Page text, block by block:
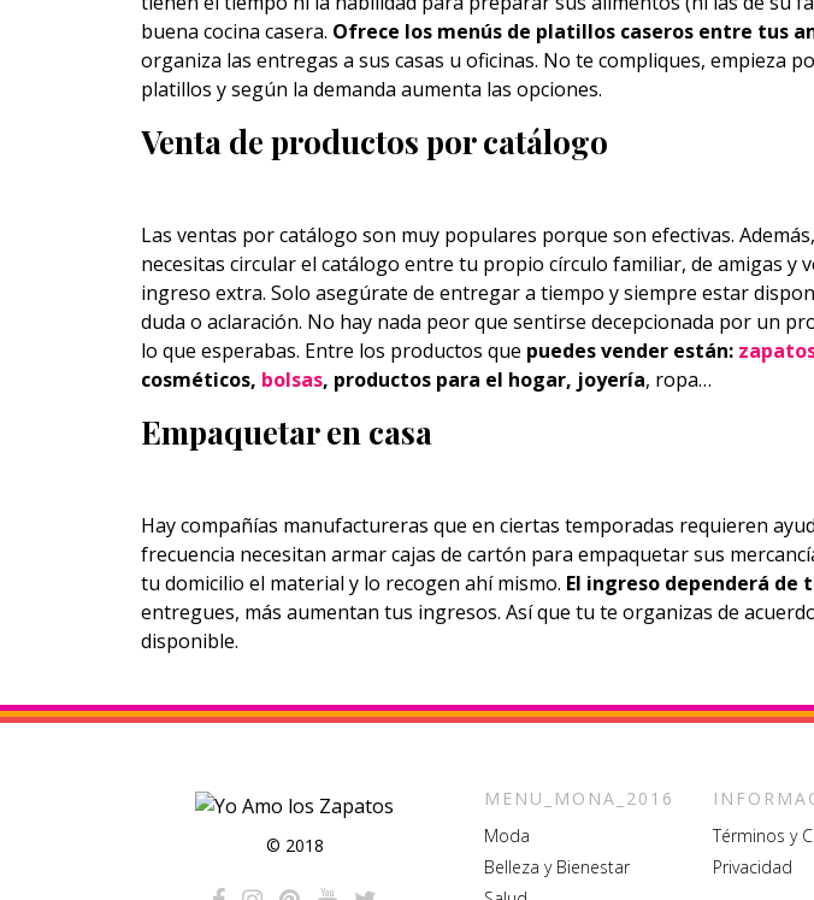
buena cocina casera. Ofrece los menús de platillos caseros entre tus
organiza las entregas a sus casas u oficinas. No te compliques, empieza
platillos y según la demanda aumenta las opciones.
Venta de productos por catálogo
Las ventas por catálogo son muy populares porque son efectivas.
necesitas circular el catálogo entre tu propio círculo familiar, de amigas y
ingreso extra. Solo asegúrate de entregar a tiempo y siempre estar
duda o aclaración. No hay nada peor que sentirse decepcionada por un
lo que esperabas. Entre los productos que puedes vender están:
cosméticos, bolsas, productos para el hogar, joyería, ropa…
Empaquetar en casa
Hay compañías manufactureras que en ciertas temporadas requieren
frecuencia necesitan armar cajas de cartón para empaquetar sus
tu domicilio el material y lo recogen ahí mismo. El ingreso dependerá de
entregues, más aumentan tus ingresos. Así que tu te organizas de
disponible.
© 2018
MENU_MONA_2016
Moda
Belleza y Bienestar
Términos y
Privacidad